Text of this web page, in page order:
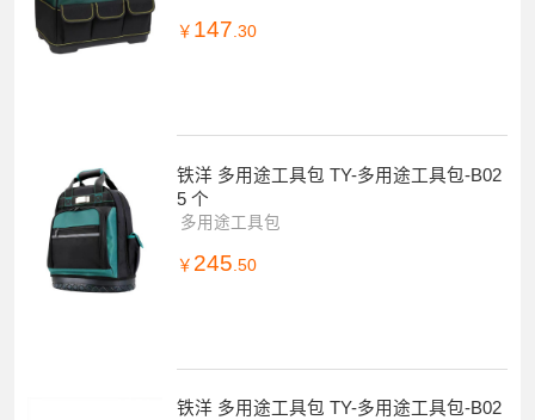
￥ 147.30
铁洋 多用途工具包 TY-多用途工具包-B02
5 个
多用途工具包
￥ 245 .50
铁洋 多用途工具包 TY-多用途工具包-B02